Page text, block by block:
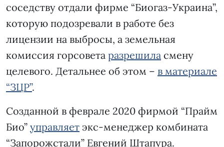
соседству отдали фирме “Биогаз-Украина”,
которую подозревали в работе без
лицензии на выбросы, а земельная
комиссия горсовета разрешила смену
целевого. Детальнее об этом – в материале
“ЗЦР”.
Созданной в феврале 2020 фирмой “Прайм
Био” управляет экс-менеджер комбината
“Запорожстали” Евгений Штапура.